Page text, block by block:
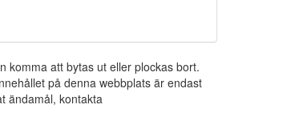
komma att bytas ut eller plockas bort.
på denna webbplats är endast
ändamål, kontakta